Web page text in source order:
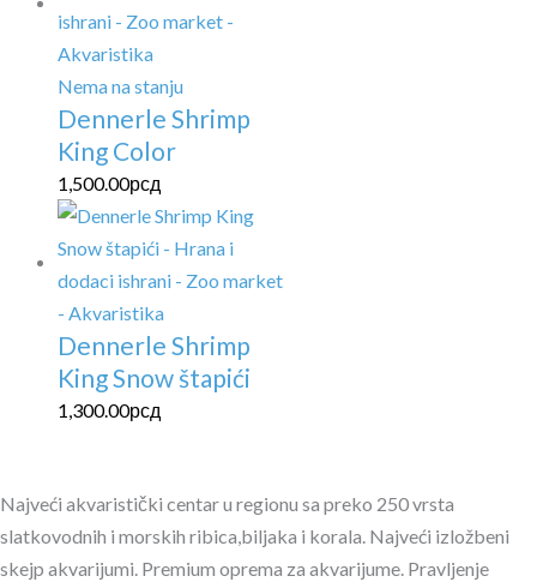
Nema na stanju
Dennerle Shrimp
King Color
1,500.00рсд
Dennerle Shrimp
King Snow štapići
1,300.00рсд
Najveći akvaristički centar u regionu sa preko 250 vrsta
slatkovodnih i morskih ribica,biljaka i korala. Najveći izložbeni
skejp akvarijumi. Premium oprema za akvarijume. Pravljenje